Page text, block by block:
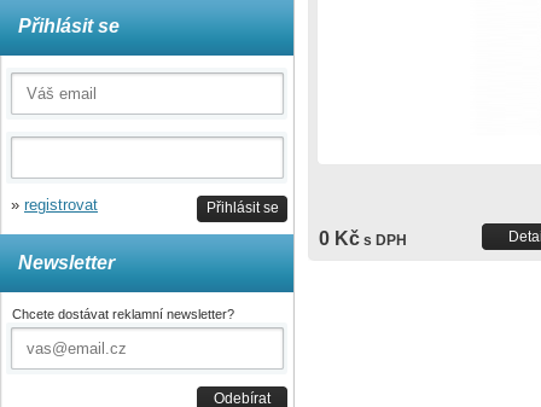
0 Kč s DPH
Přihlásit se
Přihlásit se
» registrovat
Newsletter
Chcete dostávat reklamní newsletter?
Odebírat